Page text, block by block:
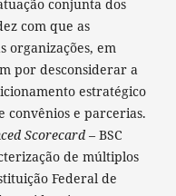
conjunta dos
com que as
organizações, em
por desconsiderar a
estratégico
convênios e parcerias.
Scorecard – BSC
de múltiplos
Federal de